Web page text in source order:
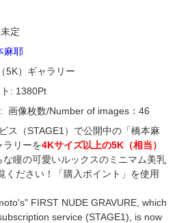
定
麻耶
5K）ギャラリー
: 1380Pt
画像枚数/Number of images：46
ス（STAGE1）で公開中の「橋本麻
ラリーを4Kサイズ以上の5K（相当）
瞳の可愛いルックスのミニマム美乳
ください！「購入ポイント」を使用
FIRST NUDE GRAVURE, which
service (STAGE1), is now